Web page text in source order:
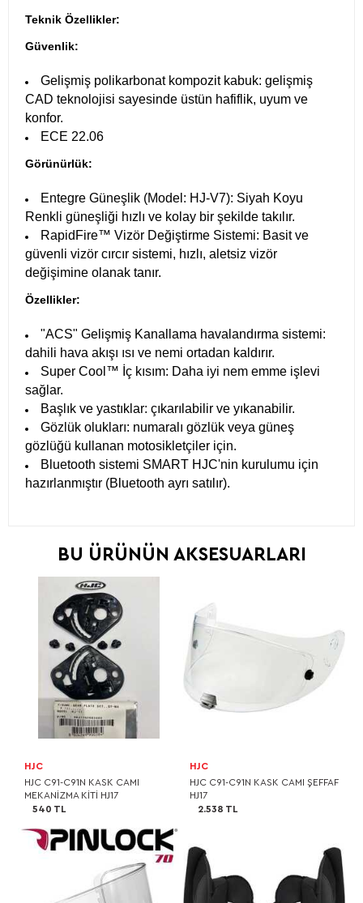
Teknik Özellikler:
Güvenlik:
Gelişmiş polikarbonat kompozit kabuk: gelişmiş
CAD teknolojisi sayesinde üstün hafiflik, uyum ve
konfor.
ECE 22.06
Görünürlük:
Entegre Güneşlik (Model: HJ-V7): Siyah Koyu
Renkli güneşliği hızlı ve kolay bir şekilde takılır.
RapidFire™ Vizör Değiştirme Sistemi: Basit ve
güvenli vizör cırcır sistemi, hızlı, aletsiz vizör
değişimine olanak tanır.
Özellikler:
"ACS" Gelişmiş Kanallama havalandırma sistemi:
dahili hava akışı ısı ve nemi ortadan kaldırır.
Super Cool™ İç kısım: Daha iyi nem emme işlevi
sağlar.
Başlık ve yastıklar: çıkarılabilir ve yıkanabilir.
Gözlük olukları: numaralı gözlük veya güneş
gözlüğü kullanan motosikletçiler için.
Bluetooth sistemi SMART HJC'nin kurulumu için
hazırlanmıştır (Bluetooth ayrı satılır).
BU ÜRÜNÜN AKSESUARLARI
HJC
HJC C91-C91N KASK CAMI
MEKANİZMA KİTİ HJ17
540 TL
HJC
HJC C91-C91N KASK CAMI ŞEFFAF
HJ17
2.538 TL